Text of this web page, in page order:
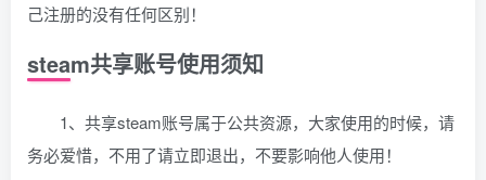
己注册的没有任何区别！
steam共享账号使用须知
1、共享steam账号属于公共资源，大家使用的时候，请
务必爱惜，不用了请立即退出，不要影响他人使用！